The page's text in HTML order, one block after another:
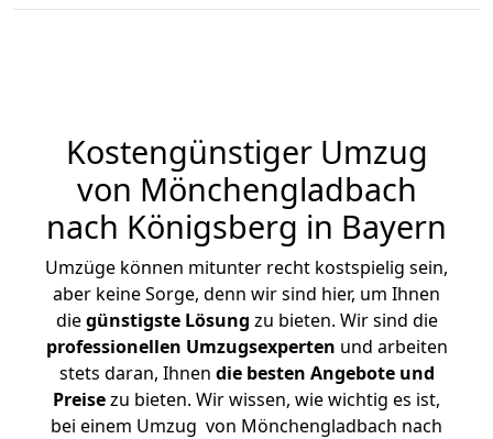
Kostengünstiger Umzug
von Mönchengladbach
nach Königsberg in Bayern
Umzüge können mitunter recht kostspielig sein,
aber keine Sorge, denn wir sind hier, um Ihnen
diegünstigste Lösung zu bieten. Wir sind die
professionellen Umzugsexperten und arbeiten
stets daran, Ihnen die besten Angebote und
Preisezu bieten. Wir wissen, wie wichtig es ist,
bei einem Umzug von Mönchengladbach nach